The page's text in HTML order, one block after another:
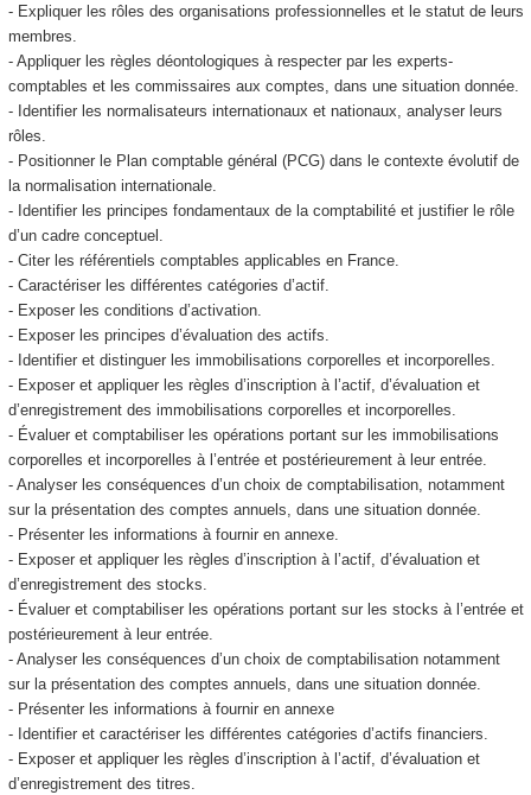
- Expliquer les rôles des organisations professionnelles et le statut de leurs
membres.
- Appliquer les règles déontologiques à respecter par les experts-
comptables et les commissaires aux comptes, dans une situation donnée.
- Identifier les normalisateurs internationaux et nationaux, analyser leurs
rôles.
- Positionner le Plan comptable général (PCG) dans le contexte évolutif de
la normalisation internationale.
- Identifier les principes fondamentaux de la comptabilité et justifier le rôle
d’un cadre conceptuel.
- Citer les référentiels comptables applicables en France.
- Caractériser les différentes catégories d’actif.
- Exposer les conditions d’activation.
- Exposer les principes d’évaluation des actifs.
- Identifier et distinguer les immobilisations corporelles et incorporelles.
- Exposer et appliquer les règles d’inscription à l’actif, d’évaluation et
d’enregistrement des immobilisations corporelles et incorporelles.
- Évaluer et comptabiliser les opérations portant sur les immobilisations
corporelles et incorporelles à l’entrée et postérieurement à leur entrée.
- Analyser les conséquences d’un choix de comptabilisation, notamment
sur la présentation des comptes annuels, dans une situation donnée.
- Présenter les informations à fournir en annexe.
- Exposer et appliquer les règles d’inscription à l’actif, d’évaluation et
d’enregistrement des stocks.
- Évaluer et comptabiliser les opérations portant sur les stocks à l’entrée et
postérieurement à leur entrée.
- Analyser les conséquences d’un choix de comptabilisation notamment
sur la présentation des comptes annuels, dans une situation donnée.
- Présenter les informations à fournir en annexe
- Identifier et caractériser les différentes catégories d’actifs financiers.
- Exposer et appliquer les règles d’inscription à l’actif, d’évaluation et
d’enregistrement des titres.